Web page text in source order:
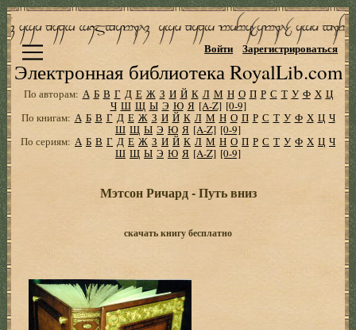
Электронная библиотека RoyalLib.com
Войти Зарегистрироваться
По авторам: А Б В Г Д Е Ж З И Й К Л М Н О П Р С Т У Ф Х Ц
Ч Ш Щ Ы Э Ю Я [A-Z] [0-9]
По книгам: А Б В Г Д Е Ж З И Й К Л М Н О П Р С Т У Ф Х Ц Ч
Ш Щ Ы Э Ю Я [A-Z] [0-9]
По сериям: А Б В Г Д Е Ж З И Й К Л М Н О П Р С Т У Ф Х Ц Ч
Ш Щ Ы Э Ю Я [A-Z] [0-9]
Мэтсон Ричард - Путь вниз
скачать книгу бесплатно